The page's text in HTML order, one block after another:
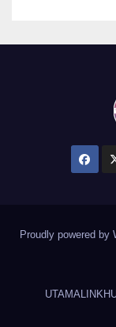
Proudly powered by
UTAMA LINK